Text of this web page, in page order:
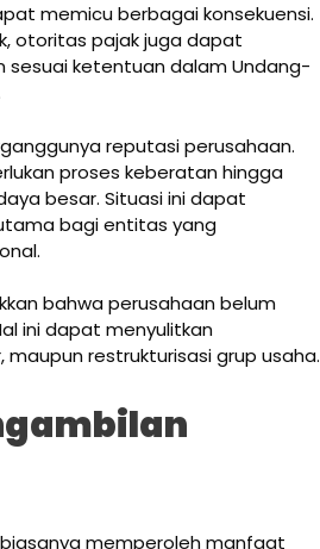
memicu berbagai konsekuensi.
otoritas pajak juga dapat
sesuai ketentuan dalam Undang-
reputasi perusahaan.
proses keberatan hingga
besar. Situasi ini dapat
bagi entitas yang
bahwa perusahaan belum
ini dapat menyulitkan
restrukturisasi grup usaha.
memperoleh manfaat